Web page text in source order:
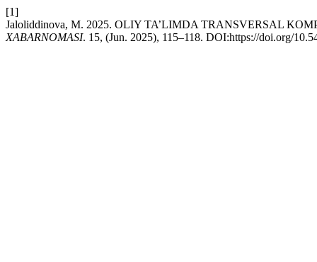
[1]
Jaloliddinova, M. 2025. OLIY TA’LIMDA TRANSVERSAL
XABARNOMASI. 15, (Jun. 2025), 115–118. DOI:https://doi.org/